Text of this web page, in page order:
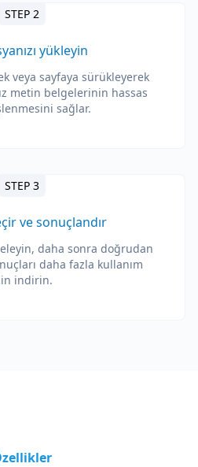
STEP 2
yükleyin
veya sayfaya sürükleyerek
metin belgelerinin hassas
sağlar.
STEP 3
ve sonuçlandır
daha sonra doğrudan
daha fazla kullanım
indirin.